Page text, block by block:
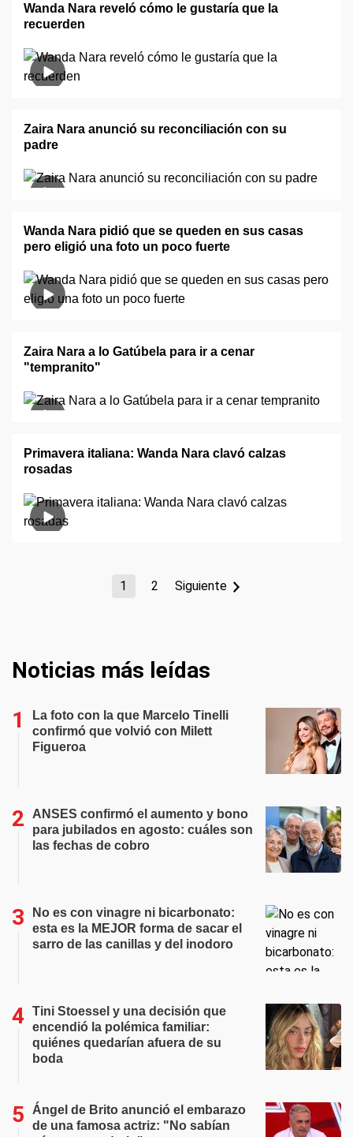
Wanda Nara reveló cómo le gustaría que la
recuerden
Zaira Nara anunció su reconciliación con su
padre
Wanda Nara pidió que se queden en sus casas
pero eligió una foto un poco fuerte
Zaira Nara a lo Gatúbela para ir a cenar
"tempranito"
Primavera italiana: Wanda Nara clavó calzas
rosadas
1 2 Siguiente
Noticias más leídas
La foto con la que Marcelo Tinelli
confirmó que volvió con Milett
Figueroa
ANSES confirmó el aumento y bono
para jubilados en agosto: cuáles son
las fechas de cobro
No es con vinagre ni bicarbonato:
esta es la MEJOR forma de sacar el
sarro de las canillas y del inodoro
Tini Stoessel y una decisión que
encendió la polémica familiar:
quiénes quedarían afuera de su
boda
Ángel de Brito anunció el embarazo
de una famosa actriz: "No sabían